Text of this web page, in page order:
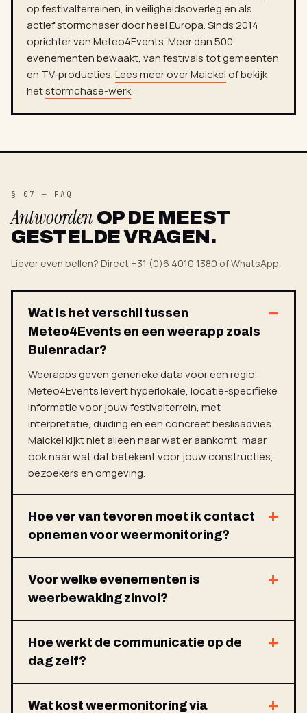
op festivalterreinen, in veiligheidsoverleg en als
actief stormchaser door heel Europa. Sinds 2014
oprichter van Meteo4Events. Meer dan 500
evenementen bewaakt, van festivals tot gemeenten
en TV-producties.Lees meer over Maickelof bekijk
hetstormchase-werk.
§ 07 — FAQ
Antwoorden OP DE MEEST
GESTELDE VRAGEN.
Liever even bellen? Direct +31 (0)6 4010 1380 of WhatsApp.
Wat is het verschil tussen
Meteo4Events en een weerapp zoals
Buienradar?
Weerapps geven generieke data voor een regio.
Meteo4Events levert hyperlokale, locatie-specifieke
informatie voor jouw festivalterrein, met
interpretatie, duiding en een concreet beslisadvies.
Maickel kijkt niet alleen naar wat er aankomt, maar
ook naar wat dat betekent voor jouw constructies,
bezoekers en omgeving.
Hoe ver van tevoren moet ik contact
opnemen voor weermonitoring?
Voor welke evenementen is
weerbewaking zinvol?
Hoe werkt de communicatie op de
dag zelf?
Wat kost weermonitoring via